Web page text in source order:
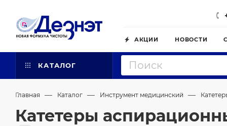
АКЦИИ НОВОСТИ
КАТАЛОГ
Главная — Каталог — Инструмент медицинский —
Катетеры